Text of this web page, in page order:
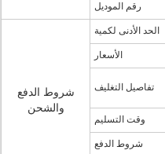
رقم الموديل
شروط الدفع
والشحن
الحد الأدنى لكمية
الأسعار
تفاصيل التغليف
وقت التسليم
شروط الدفع